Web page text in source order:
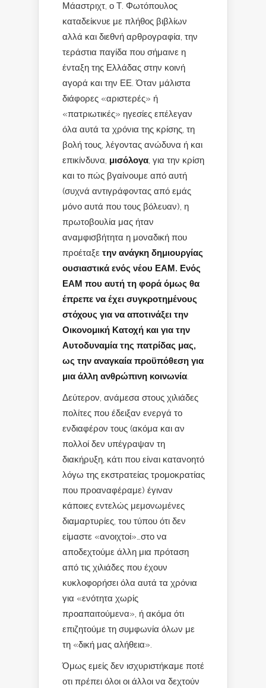
Μάαστριχτ, ο Τ. Φωτόπουλος
καταδείκνυε με πλήθος βιβλίων
αλλά και διεθνή αρθρογραφία, την
τεράστια παγίδα που σήμαινε η
ένταξη της Ελλάδας στην κοινή
αγορά και την ΕΕ. Όταν μάλιστα
διάφορες «αριστερές» ή
«πατριωτικές» ηγεσίες επέλεγαν
όλα αυτά τα χρόνια της κρίσης, τη
βολή τους, λέγοντας ανώδυνα ή και
επικίνδυνα, μισόλογα, για την κρίση
και το πώς βγαίνουμε από αυτή
(συχνά αντιγράφοντας από εμάς
μόνο αυτά που τους βόλευαν), η
πρωτοβουλία μας ήταν
αναμφισβήτητα η μοναδική που
προέταξε την ανάγκη δημιουργίας
ουσιαστικά ενός νέου ΕΑΜ. Ενός
ΕΑΜ που αυτή τη φορά όμως θα
έπρεπε να έχει συγκροτημένους
στόχους για να αποτινάξει την
Οικονομική Κατοχή και για την
Αυτοδυναμία της πατρίδας μας,
ως την αναγκαία προϋπόθεση για
μια άλλη ανθρώπινη κοινωνία.
Δεύτερον, ανάμεσα στους χιλιάδες
πολίτες που έδειξαν ενεργά το
ενδιαφέρον τους (ακόμα και αν
πολλοί δεν υπέγραψαν τη
διακήρυξη, κάτι που είναι κατανοητό
λόγω της εκστρατείας τρομοκρατίας
που προαναφέραμε) έγιναν
κάποιες εντελώς μεμονωμένες
διαμαρτυρίες, του τύπου ότι δεν
είμαστε «ανοιχτοί»…στο να
αποδεχτούμε άλλη μια πρόταση
από τις χιλιάδες που έχουν
κυκλοφορήσει όλα αυτά τα χρόνια
για «ενότητα χωρίς
προαπαιτούμενα», ή ακόμα ότι
επιζητούμε τη συμφωνία όλων με
τη «δική μας αλήθεια».
Όμως εμείς δεν ισχυριστήκαμε ποτέ
οτι πρέπει όλοι οι άλλοι να δεχτούν